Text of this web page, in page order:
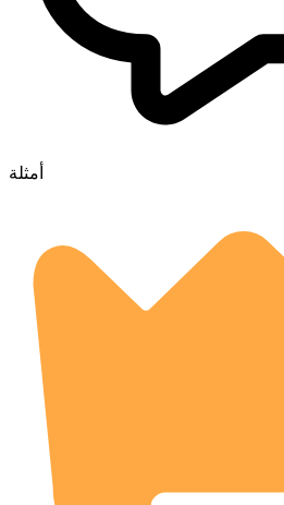
أمثلة